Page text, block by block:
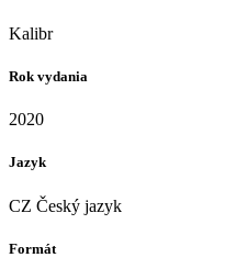
Kalibr
Rok vydania
2020
Jazyk
CZ Český jazyk
Formát